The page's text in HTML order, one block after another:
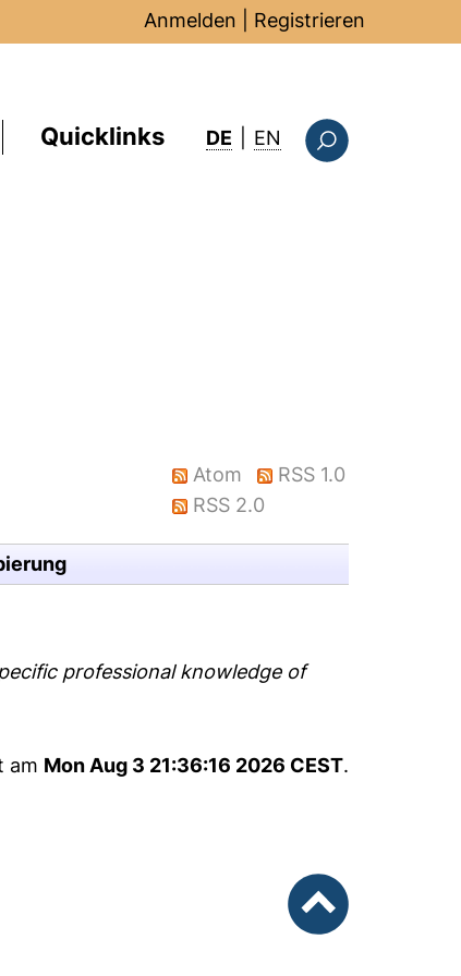
Anmelden Registrieren
Quicklinks DE EN : this page in
Atom
RSS 1.0
RSS 2.0
professional knowledge of
am Mon Aug 3 21:36:16 2026 CEST.